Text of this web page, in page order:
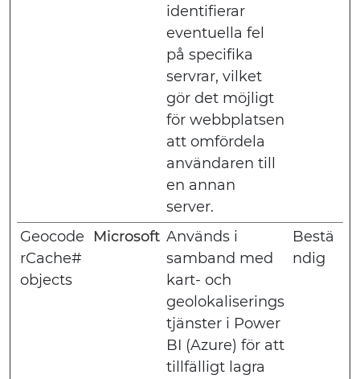
identifierar
eventuella fel
på specifika
servrar, vilket
gör det möjligt
för webbplatsen
att omfördela
användaren till
en annan
server.
Geocode
rCache#
objects
Microsoft Används i
samband med
kart- och
geolokaliserings
tjänster i Power
BI (Azure) för att
tillfälligt lagra
Bestä
ndig